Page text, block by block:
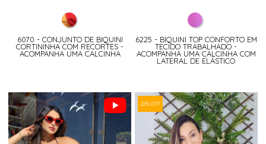
6070 - CONJUNTO DE BIQUINI
CORTININHA COM RECORTES -
ACOMPANHA UMA CALCINHA
6225 - BIQUINI TOP CONFORTO EM
TECIDO TRABALHADO -
ACOMPANHA UMA CALCINHA COM
LATERAL DE ELÁSTICO
22% OFF